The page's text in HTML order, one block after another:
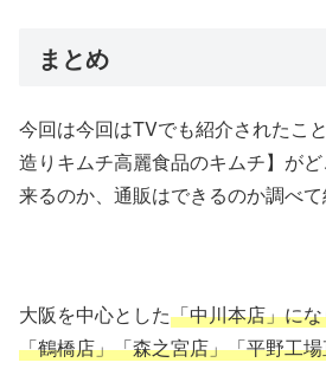
まとめ
今回は今回はTVでも紹介されたこ
造りキムチ高麗食品のキムチ】が
来るのか、通販はできるのか調べて
大阪を中心とした「中川本店」に
「鶴橋店」「森之宮店」「平野工